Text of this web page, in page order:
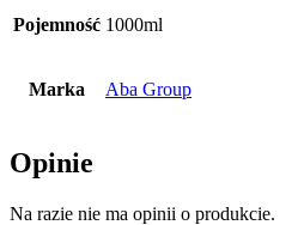
Pojemność 1000ml
Marka Aba Group
Opinie
Na razie nie ma opinii o produkcie.